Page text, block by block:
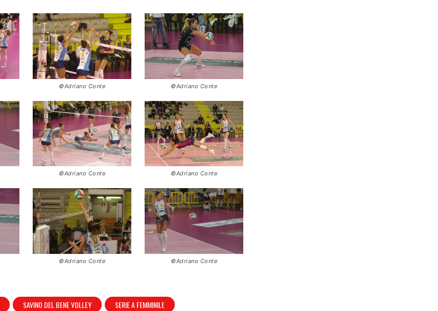
©Adriano Conte ©Adriano Conte
©Adriano Conte ©Adriano Conte
©Adriano Conte ©Adriano Conte
SAVINO DEL BENE VOLLEY
SERIE A FEMMINILE